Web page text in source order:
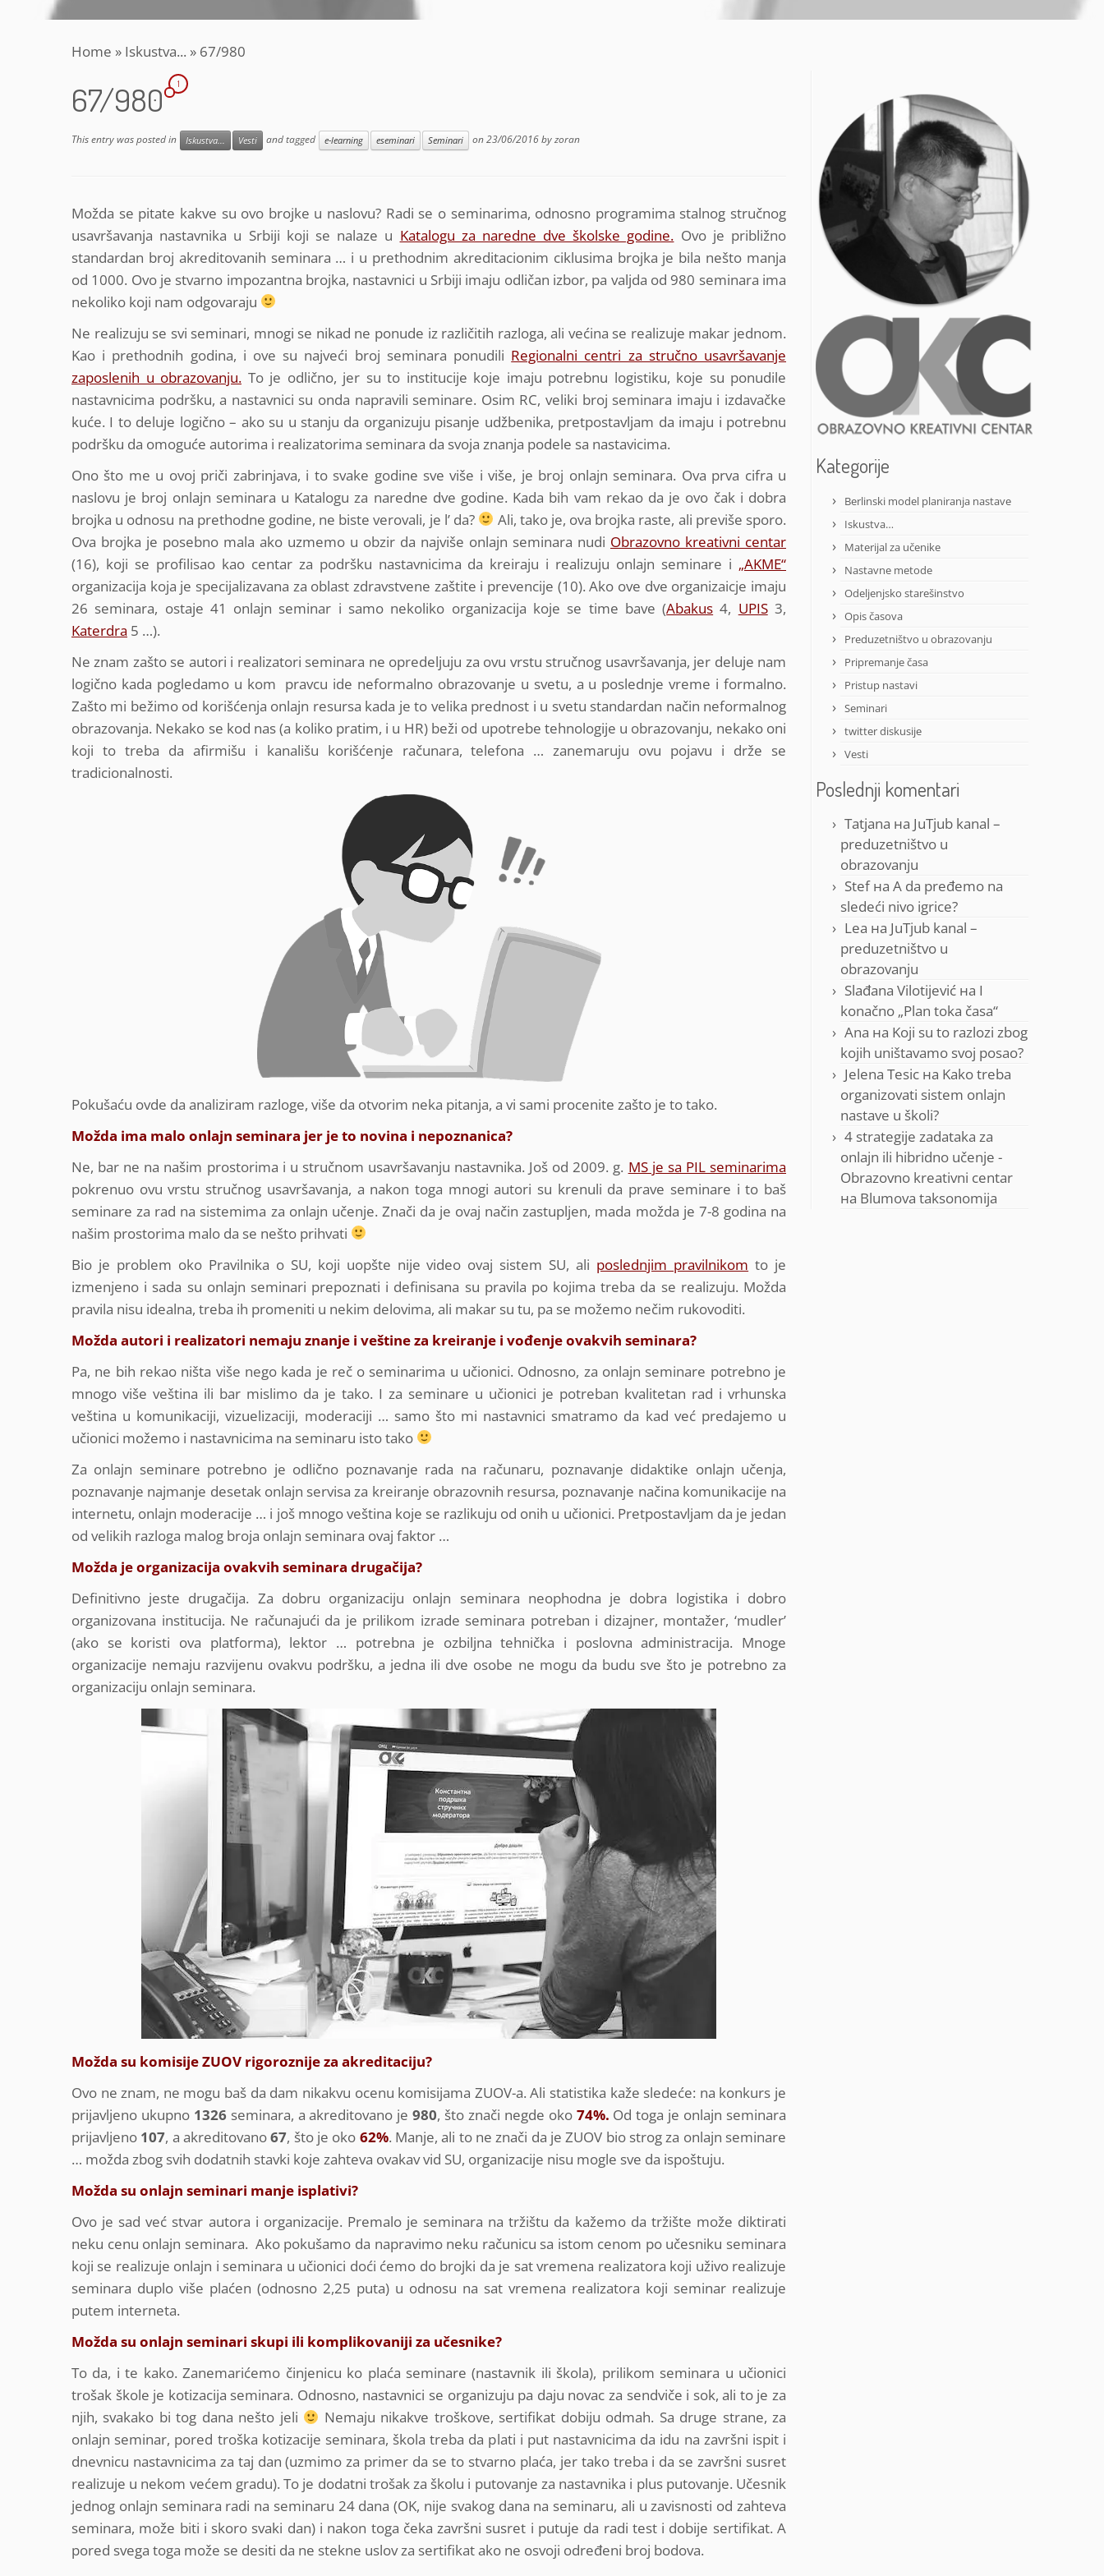
Home » Iskustva... » 67/980
67/980 1
This entry was posted in Iskustva... Vesti and tagged e-learning eseminari Seminari on23/06/2016byzoran
Možda se pitate kakve su ovo brojke u naslovu? Radi se o seminarima, odnosno programima stalnog stručnog
usavršavanja nastavnika u Srbiji koji se nalaze u Katalogu za naredne dve školske godine. Ovo je približno
standardan broj akreditovanih seminara … i u prethodnim akreditacionim ciklusima brojka je bila nešto manja
od 1000. Ovo je stvarno impozantna brojka, nastavnici u Srbiji imaju odličan izbor, pa valjda od 980 seminara ima
nekoliko koji nam odgovaraju
Ne realizuju se svi seminari, mnogi se nikad ne ponude iz različitih razloga, ali većina se realizuje makar jednom.
Kao i prethodnih godina, i ove su najveći broj seminara ponudili Regionalni centri za stručno usavršavanje
zaposlenih u obrazovanju. To je odlično, jer su to institucije koje imaju potrebnu logistiku, koje su ponudile
nastavnicima podršku, a nastavnici su onda napravili seminare. Osim RC, veliki broj seminara imaju i izdavačke
kuće. I to deluje logično – ako su u stanju da organizuju pisanje udžbenika, pretpostavljam da imaju i potrebnu
podršku da omoguće autorima i realizatorima seminara da svoja znanja podele sa nastavicima.
Ono što me u ovoj priči zabrinjava, i to svake godine sve više i više, je broj onlajn seminara. Ova prva cifra u
naslovu je broj onlajn seminara u Katalogu za naredne dve godine. Kada bih vam rekao da je ovo čak i dobra
brojka u odnosu na prethodne godine, ne biste verovali, je l’ da?
Ali, tako je, ova brojka raste, ali previše sporo.
Ova brojka je posebno mala ako uzmemo u obzir da najviše onlajn seminara nudi Obrazovno kreativni centar
(16), koji se profilisao kao centar za podršku nastavnicima da kreiraju i realizuju onlajn seminare i „AKME“
organizacija koja je specijalizavana za oblast zdravstvene zaštite i prevencije (10). Ako ove dve organizaicje imaju
26 seminara, ostaje 41 onlajn seminar i samo nekoliko organizacija koje se time bave (Abakus 4, UPIS3,
Katerdra 5 …).
Ne znam zašto se autori i realizatori seminara ne opredeljuju za ovu vrstu stručnog usavršavanja, jer deluje nam
logično kada pogledamo u kom pravcu ide neformalno obrazovanje u svetu, a u poslednje vreme i formalno.
Zašto mi bežimo od korišćenja onlajn resursa kada je to velika prednost i u svetu standardan način neformalnog
obrazovanja. Nekako se kod nas (a koliko pratim, i u HR) beži od upotrebe tehnologije u obrazovanju, nekako oni
koji to treba da afirmišu i kanališu korišćenje računara, telefona … zanemaruju ovu pojavu i drže se
tradicionalnosti.
Pokušaću ovde da analiziram razloge, više da otvorim neka pitanja, a vi sami procenite zašto je to tako.
Možda ima malo onlajn seminara jer je to novina i nepoznanica?
Ne, bar ne na našim prostorima i u stručnom usavršavanju nastavnika. Još od 2009. g. MS je sa PIL seminarima
pokrenuo ovu vrstu stručnog usavršavanja, a nakon toga mnogi autori su krenuli da prave seminare i to baš
seminare za rad na sistemima za onlajn učenje. Znači da je ovaj način zastupljen, mada možda je 7-8 godina na
našim prostorima malo da se nešto prihvati
Bio je problem oko Pravilnika o SU, koji uopšte nije video ovaj sistem SU, ali poslednjim pravilnikom to je
izmenjeno i sada su onlajn seminari prepoznati i definisana su pravila po kojima treba da se realizuju. Možda
pravila nisu idealna, treba ih promeniti u nekim delovima, ali makar su tu, pa se možemo nečim rukovoditi.
Možda autori i realizatori nemaju znanje i veštine za kreiranje i vođenje ovakvih seminara?
Pa, ne bih rekao ništa više nego kada je reč o seminarima u učionici. Odnosno, za onlajn seminare potrebno je
mnogo više veština ili bar mislimo da je tako. I za seminare u učionici je potreban kvalitetan rad i vrhunska
veština u komunikaciji, vizuelizaciji, moderaciji … samo što mi nastavnici smatramo da kad već predajemo u
učionici možemo i nastavnicima na seminaru isto tako
Za onlajn seminare potrebno je odlično poznavanje rada na računaru, poznavanje didaktike onlajn učenja,
poznavanje najmanje desetak onlajn servisa za kreiranje obrazovnih resursa, poznavanje načina komunikacije na
internetu, onlajn moderacije … i još mnogo veština koje se razlikuju od onih u učionici. Pretpostavljam da je jedan
od velikih razloga malog broja onlajn seminara ovaj faktor …
Možda je organizacija ovakvih seminara drugačija?
Definitivno jeste drugačija. Za dobru organizaciju onlajn seminara neophodna je dobra logistika i dobro
organizovana institucija. Ne računajući da je prilikom izrade seminara potreban i dizajner, montažer, ‘mudler’
(ako se koristi ova platforma), lektor … potrebna je ozbiljna tehnička i poslovna administracija. Mnoge
organizacije nemaju razvijenu ovakvu podršku, a jedna ili dve osobe ne mogu da budu sve što je potrebno za
organizaciju onlajn seminara.
Možda su komisije ZUOV rigoroznije za akreditaciju?
Ovo ne znam, ne mogu baš da dam nikakvu ocenu komisijama ZUOV-a. Ali statistika kaže sledeće: na konkurs je
prijavljeno ukupno 1326 seminara, a akreditovano je980, što znači negde oko 74%. Od toga je onlajn seminara
prijavljeno 107, a akreditovano67, što je oko 62%. Manje, ali to ne znači da je ZUOV bio strog za onlajn seminare
… možda zbog svih dodatnih stavki koje zahteva ovakav vid SU, organizacije nisu mogle sve da ispoštuju.
Možda su onlajn seminari manje isplativi?
Ovo je sad već stvar autora i organizacije. Premalo je seminara na tržištu da kažemo da tržište može diktirati
neku cenu onlajn seminara. Ako pokušamo da napravimo neku računicu sa istom cenom po učesniku seminara
koji se realizuje onlajn i seminara u učionici doći ćemo do brojki da je sat vremena realizatora koji uživo realizuje
seminara duplo više plaćen (odnosno 2,25 puta) u odnosu na sat vremena realizatora koji seminar realizuje
putem interneta.
Možda su onlajn seminari skupi ili komplikovaniji za učesnike?
To da, i te kako. Zanemarićemo činjenicu ko plaća seminare (nastavnik ili škola), prilikom seminara u učionici
trošak škole je kotizacija seminara. Odnosno, nastavnici se organizuju pa daju novac za sendviče i sok, ali to je za
njih, svakako bi tog dana nešto jeli
Nemaju nikakve troškove, sertifikat dobiju odmah. Sa druge strane, za
onlajn seminar, pored troška kotizacije seminara, škola treba da plati i put nastavnicima da idu na završni ispit i
dnevnicu nastavnicima za taj dan (uzmimo za primer da se to stvarno plaća, jer tako treba i da se završni susret
realizuje u nekom većem gradu). To je dodatni trošak za školu i putovanje za nastavnika i plus putovanje. Učesnik
jednog onlajn seminara radi na seminaru 24 dana (OK, nije svakog dana na seminaru, ali u zavisnosti od zahteva
seminara, može biti i skoro svaki dan) i nakon toga čeka završni susret i putuje da radi test i dobije sertifikat. A
pored svega toga može se desiti da ne stekne uslov za sertifikat ako ne osvoji određeni broj bodova.
Kategorije
Berlinski model planiranja nastave
Iskustva…
Materijal za učenike
Nastavne metode
Odeljenjsko starešinstvo
Opis časova
Preduzetništvo u obrazovanju
Pripremanje časa
Pristup nastavi
Seminari
twitter diskusije
Vesti
Poslednji komentari
Tatjana на JuTjub kanal –
preduzetništvo u
obrazovanju
Stefна A da pređemo na
sledeći nivo igrice?
Lea на JuTjub kanal –
preduzetništvo u
obrazovanju
Slađana Vilotijević на I
konačno „Plan toka časa“
Ana на Koji su to razlozi zbog
kojih uništavamo svoj posao?
Jelena Tesic на Kako treba
organizovati sistem onlajn
nastave u školi?
4 strategije zadataka za
onlajn ili hibridno učenje -
Obrazovno kreativni centar
на Blumova taksonomija